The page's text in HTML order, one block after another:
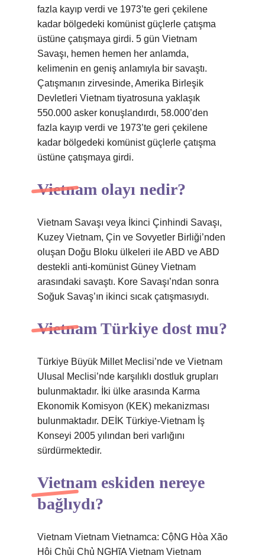
fazla kayıp verdi ve 1973’te geri çekilene
kadar bölgedeki komünist güçlerle çatışma
üstüne çatışmaya girdi. 5 gün Vietnam
Savaşı, hemen hemen her anlamda,
kelimenin en geniş anlamıyla bir savaştı.
Çatışmanın zirvesinde, Amerika Birleşik
Devletleri Vietnam tiyatrosuna yaklaşık
550.000 asker konuşlandırdı, 58.000’den
fazla kayıp verdi ve 1973’te geri çekilene
kadar bölgedeki komünist güçlerle çatışma
üstüne çatışmaya girdi.
Vietnam olayı nedir?
Vietnam Savaşı veya İkinci Çinhindi Savaşı,
Kuzey Vietnam, Çin ve Sovyetler Birliği’nden
oluşan Doğu Bloku ülkeleri ile ABD ve ABD
destekli anti-komünist Güney Vietnam
arasındaki savaştı. Kore Savaşı’ndan sonra
Soğuk Savaş’ın ikinci sıcak çatışmasıydı.
Vietnam Türkiye dost mu?
Türkiye Büyük Millet Meclisi’nde ve Vietnam
Ulusal Meclisi’nde karşılıklı dostluk grupları
bulunmaktadır. İki ülke arasında Karma
Ekonomik Komisyon (KEK) mekanizması
bulunmaktadır. DEİK Türkiye-Vietnam İş
Konseyi 2005 yılından beri varlığını
sürdürmektedir.
Vietnam eskiden nereye
bağlıydı?
Vietnam Vietnam Vietnamca: CộNG Hòa Xão
Hội Chủi Chủ NGHĩA Vietnam Vietnam